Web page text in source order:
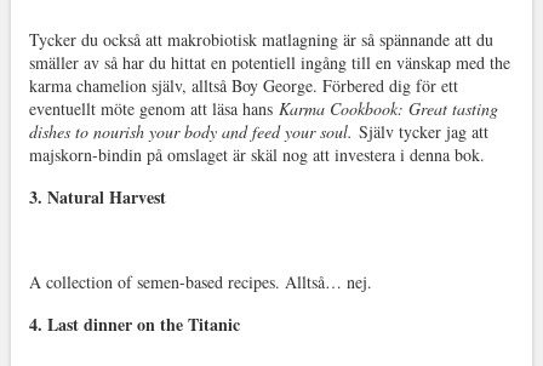
Tycker du också att makrobiotisk matlagning är så spännande att du
smäller av så har du hittat en potentiell ingång till en vänskap med the
karma chamelion själv, alltså Boy George. Förbered dig för ett
eventuellt möte genom att läsa hans Karma Cookbook: Great tasting
dishes to nourish your body and feed your soul. Själv tycker jag att
majskorn-bindin på omslaget är skäl nog att investera i denna bok.
3. Natural Harvest
A collection of semen-based recipes. Alltså… nej.
4. Last dinner on the Titanic